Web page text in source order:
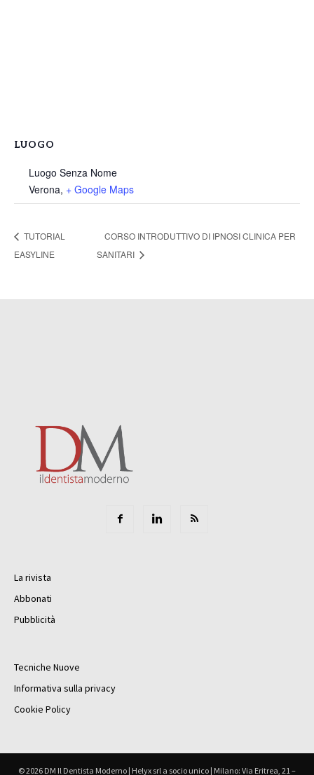
LUOGO
Luogo Senza Nome
Verona, + Google Maps
TUTORIAL
EASYLINE
CORSO INTRODUTTIVO DI IPNOSI CLINICA PER
SANITARI
La rivista
Abbonati
Pubblicità
Tecniche Nuove
Informativa sulla privacy
Cookie Policy
© 2026 DM Il Dentista Moderno | Helyx srl a socio unico | Milano: Via Eritrea, 21 –